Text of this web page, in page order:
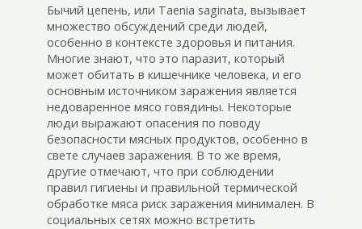
Бычий цепень, или Taenia saginata, вызывает
множество обсуждений среди людей,
особенно в контексте здоровья и питания.
Многие знают, что это паразит, который
может обитать в кишечнике человека, и его
основным источником заражения является
недоваренное мясо говядины. Некоторые
люди выражают опасения по поводу
безопасности мясных продуктов, особенно в
свете случаев заражения. В то же время,
другие отмечают, что при соблюдении
правил гигиены и правильной термической
обработке мяса риск заражения минимален. В
социальных сетях можно встретить